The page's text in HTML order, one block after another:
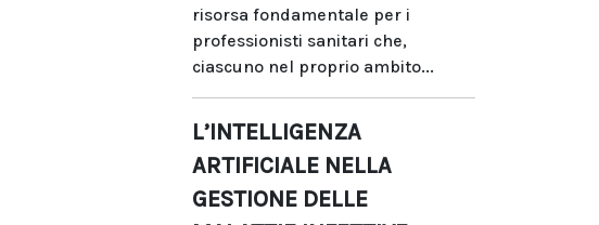
risorsa fondamentale per i
professionisti sanitari che,
ciascuno nel proprio ambito...
L’INTELLIGENZA
ARTIFICIALE NELLA
GESTIONE DELLE